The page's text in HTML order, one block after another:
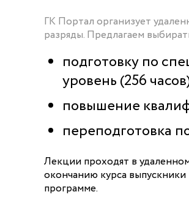
ГК Портал организует
разряды. Предлагаем
подготовку по
уровень (256
повышение
переподготовка
Лекции проходят в
окончанию курса
программе.